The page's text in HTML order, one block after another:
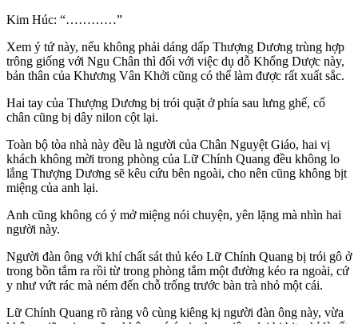
Kim Húc: “…………”
Xem ý tứ này, nếu không phải dáng dấp Thượng Dương trùng hợp
trông giống với Ngu Chân thì đối với việc dụ dỗ Khổng Dược này,
bản thân của Khương Vân Khởi cũng có thể làm được rất xuất sắc.
Hai tay của Thượng Dương bị trói quặt ở phía sau lưng ghế, cổ
chân cũng bị dây nilon cột lại.
Toàn bộ tòa nhà này đều là người của Chân Nguyệt Giáo, hai vị
khách không mời trong phòng của Lữ Chính Quang đều không lo
lắng Thượng Dương sẽ kêu cứu bên ngoài, cho nên cũng không bịt
miệng của anh lại.
Anh cũng không có ý mở miệng nói chuyện, yên lặng mà nhìn hai
người này.
Người đàn ông với khí chất sát thủ kéo Lữ Chính Quang bị trói gô ở
trong bồn tắm ra rồi từ trong phòng tắm một đường kéo ra ngoài, cứ
y như vứt rác mà ném đến chỗ trống trước bàn trà nhỏ một cái.
Lữ Chính Quang rõ ràng vô cùng kiêng kị người đàn ông này, vừa